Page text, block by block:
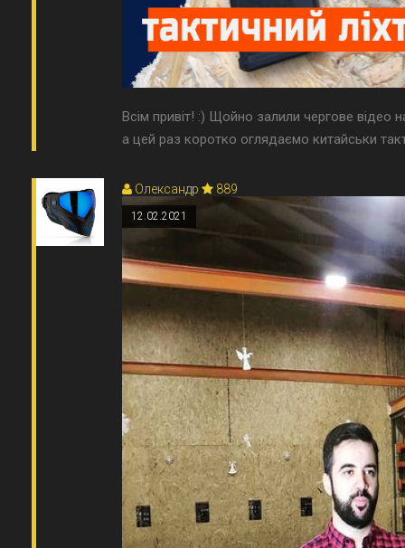
Всім привіт! :) Щойно залили чергове
а цей раз коротко оглядаємо китайськи
Олександр 889
12.02.2021